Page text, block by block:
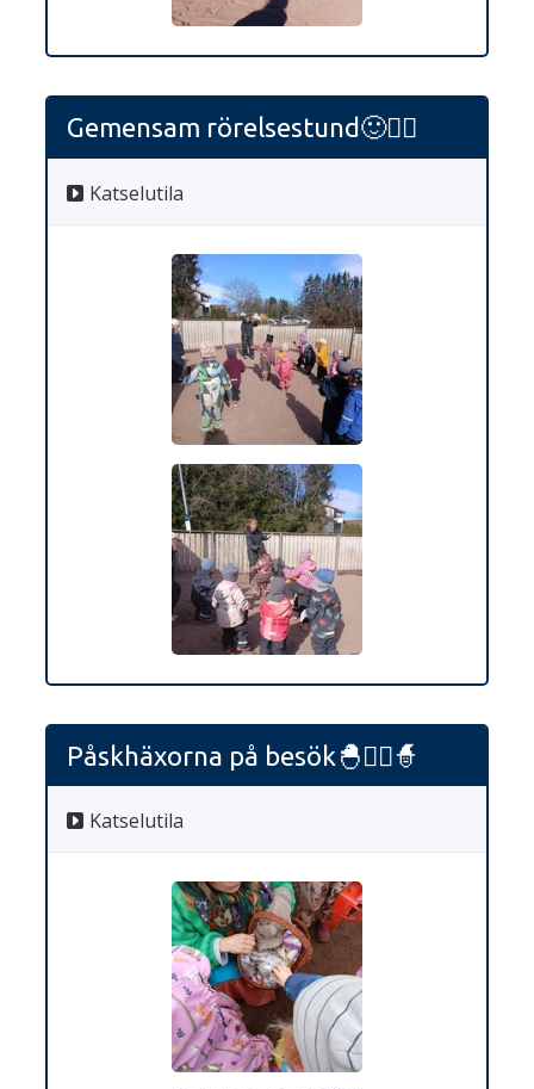
Gemensam rörelsestund🙂🤸‍♀️
Katselutila
Påskhäxorna på besök🐣🧙‍♀️🧙
Katselutila